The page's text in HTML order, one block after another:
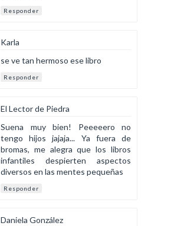
Responder
Karla
se ve tan hermoso ese libro
Responder
El Lector de Piedra
Suena muy bien! Peeeeero no
tengo hijos jajaja... Ya fuera de
bromas, me alegra que los libros
infantiles despierten aspectos
diversos en las mentes pequeñas
Responder
Daniela González